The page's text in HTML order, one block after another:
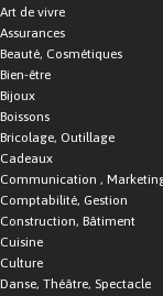
Art de vivre
Assurances
Beauté, Cosmétiques
Bien-être
Bijoux
Boissons
Bricolage, Outillage
Cadeaux
Communication ,
Comptabilité, Gestion
Construction, Bâtiment
Cuisine
Culture
Danse, Théâtre, Spectacle